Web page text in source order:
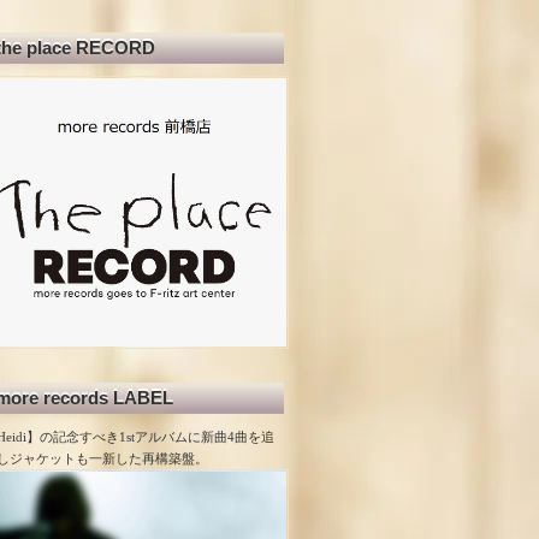
place RECORD
records LABEL
】の記念すべき1stアルバムに新曲4曲を追
ジャケットも一新した再構築盤。